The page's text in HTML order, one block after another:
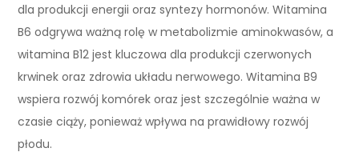
dla produkcji energii oraz syntezy hormonów. Witamina
B6 odgrywa ważną rolę w metabolizmie aminokwasów, a
witamina B12 jest kluczowa dla produkcji czerwonych
krwinek oraz zdrowia układu nerwowego. Witamina B9
wspiera rozwój komórek oraz jest szczególnie ważna w
czasie ciąży, ponieważ wpływa na prawidłowy rozwój
płodu.